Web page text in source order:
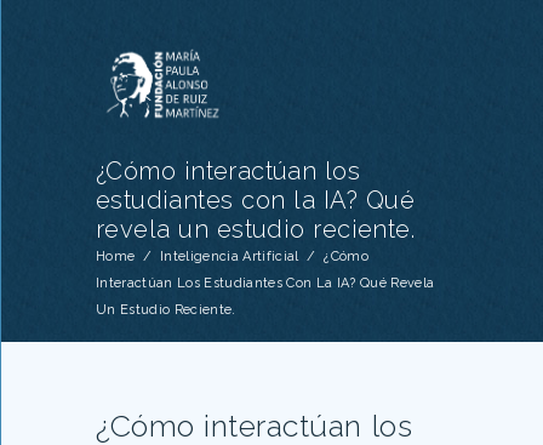
¿Cómo interactúan los
estudiantes con la IA? Qué
revela un estudio reciente.
Home / Inteligencia Artificial /
¿Cómo
Interactúan Los Estudiantes Con La IA? Qué Revela
Un Estudio Reciente.
¿Cómo interactúan los